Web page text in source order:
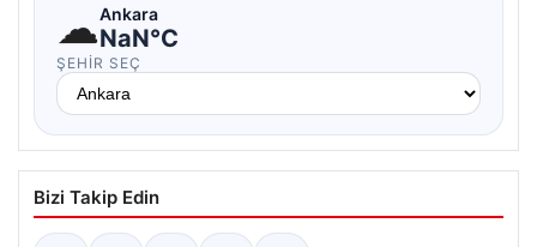
☁Ankara
NaN°C
ŞEHIR SEÇ
Bizi Takip Edin